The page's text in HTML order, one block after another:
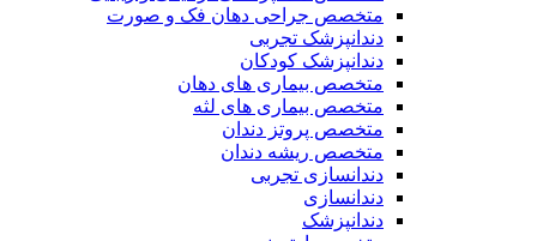
متخصص جراحی دهان فک و صورت
دندانپزشک تجربی
دندانپزشک کودکان
متخصص بیماری های دهان
متخصص بیماری های لثه
متخصص پروتز دندان
متخصص ریشه دندان
دندانسازی تجربی
دندانسازی
دندانپزشک